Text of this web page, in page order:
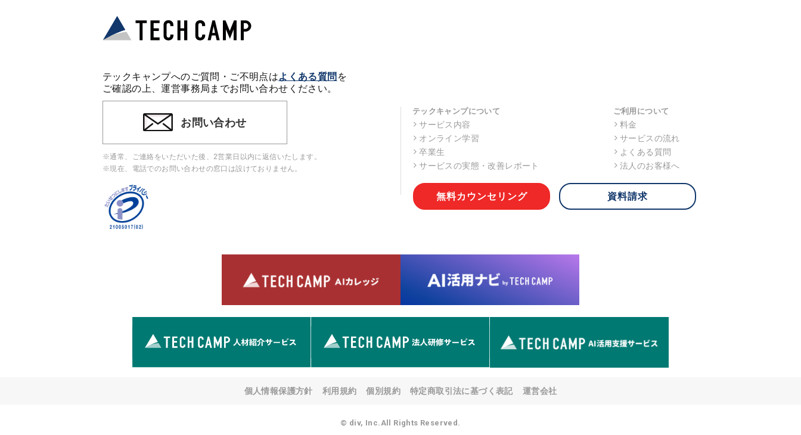
5. 個人情報取扱いの委託
当社は事業運営上、前項利用目的の範囲に限って個人情報を外部に委
託することがあります。この場合、個人情報保護水準の高い委託先を
選定し、個人情報の適正管理・機密保持についての契約を交わし、適
6. 個人情報の開示等の請求 ご本人様は、当社に対してご自身の個人
情報の開示等(利用目的の通知、開示、内容の訂正・追加・削除、利
す。ただし、申請が本人確認が不可能な場合や、個人情報保護法の定
す。 なお、アクセスログなどの個人情報以外の情報については、原則
【お問合せ窓口】
株式会社div 個人情報問合せ窓口
〒107-0052 東京都港区赤坂8-4-14 青山タワープレイス6階
メールアドレス:privacy_policy@di-v.co.jp
ご本人様が当社に個人情報を提供されるかどうかは任意によるもので
テックキャンプへのご質問・ご不明点はよくある質問 を
ご確認の上、運営事務局までお問い合わせください。
お問い合わせ
※通常、ご連絡をいただいた後、2営業日以内に返信いたします。
※現在、電話でのお問い合わせの窓口は設けておりません。
テックキャンプについて
サービス内容
オンライン学習
卒業生
サービスの実態・改善レポート
ご利用について
料金
サービスの流れ
よくある質問
法人のお客様へ
無料カウンセリング 資料請求
個人情報保護方針 利用規約 個別規約 特定商取引法に基づく表記 運営会社
© div, Inc.All Rights Reserved.